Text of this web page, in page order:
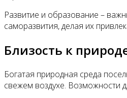
Развитие и образование –
саморазвития, делая их
Близость к
Богатая природная среда
свежем воздухе. Возможности